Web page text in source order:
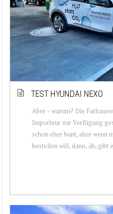
TEST HYUNDAI NEXO
Aber – warum? Die
Importeur zur Verfügung
schon eher bunt, aber wenn
bestellen will, dann, äh, gibt